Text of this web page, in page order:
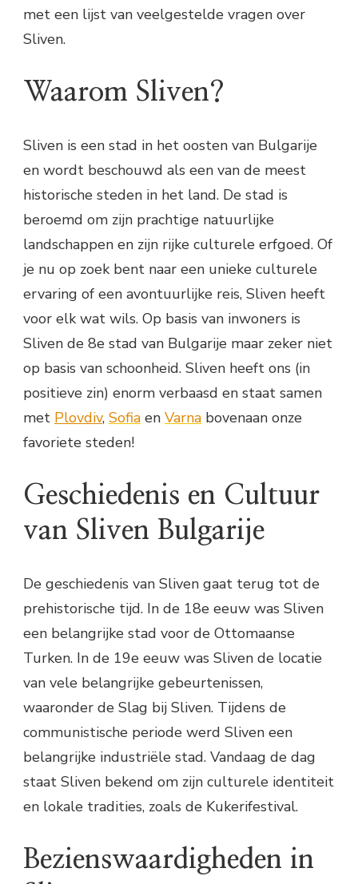
met een lijst van veelgestelde vragen over
Sliven.
Waarom Sliven?
Sliven is een stad in het oosten van Bulgarije
en wordt beschouwd als een van de meest
historische steden in het land. De stad is
beroemd om zijn prachtige natuurlijke
landschappen en zijn rijke culturele erfgoed. Of
je nu op zoek bent naar een unieke culturele
ervaring of een avontuurlijke reis, Sliven heeft
voor elk wat wils. Op basis van inwoners is
Sliven de 8e stad van Bulgarije maar zeker niet
op basis van schoonheid. Sliven heeft ons (in
positieve zin) enorm verbaasd en staat samen
met Plovdiv, Sofia en Varna bovenaan onze
favoriete steden!
Geschiedenis en Cultuur
van Sliven Bulgarije
De geschiedenis van Sliven gaat terug tot de
prehistorische tijd. In de 18e eeuw was Sliven
een belangrijke stad voor de Ottomaanse
Turken. In de 19e eeuw was Sliven de locatie
van vele belangrijke gebeurtenissen,
waaronder de Slag bij Sliven. Tijdens de
communistische periode werd Sliven een
belangrijke industriële stad. Vandaag de dag
staat Sliven bekend om zijn culturele identiteit
en lokale tradities, zoals de Kukerifestival.
Bezienswaardigheden in